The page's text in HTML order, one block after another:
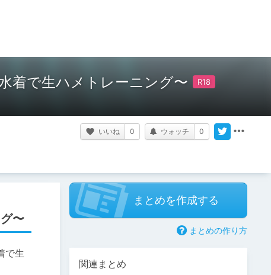
着で生ハメトレーニング〜
いいね 0 ウォッチ 0
〜
で生
まとめを作成する
まとめの作り方
関連まとめ